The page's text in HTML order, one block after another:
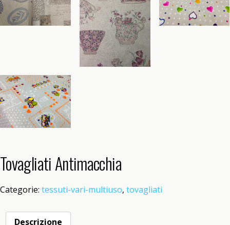
Tovagliati Antimacchia
Categorie: tessuti-vari-multiuso, tovagliati
Descrizione